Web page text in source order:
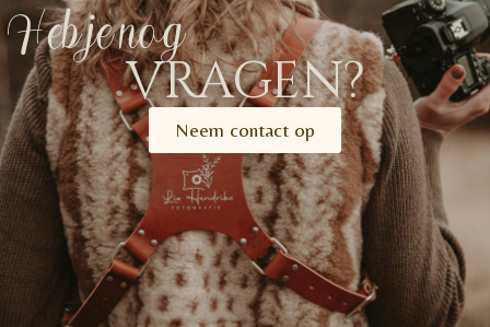
Heb je nog
vragen?
Neem contact op